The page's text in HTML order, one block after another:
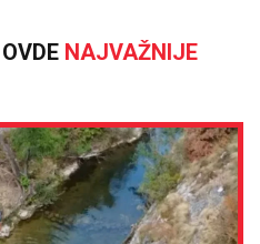
NAJVAŽNIJE